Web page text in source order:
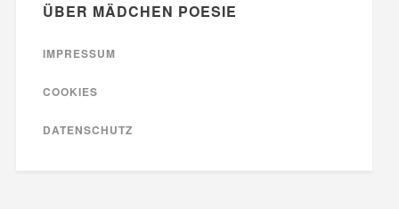
ÜBER MÄDCHEN POESIE
IMPRESSUM
COOKIES
DATENSCHUTZ